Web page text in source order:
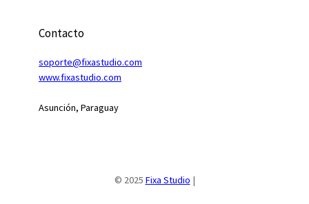
Contacto
soporte@fixastudio.com
www.fixastudio.com
Asunción, Paraguay
© 2025 Fixa Studio |